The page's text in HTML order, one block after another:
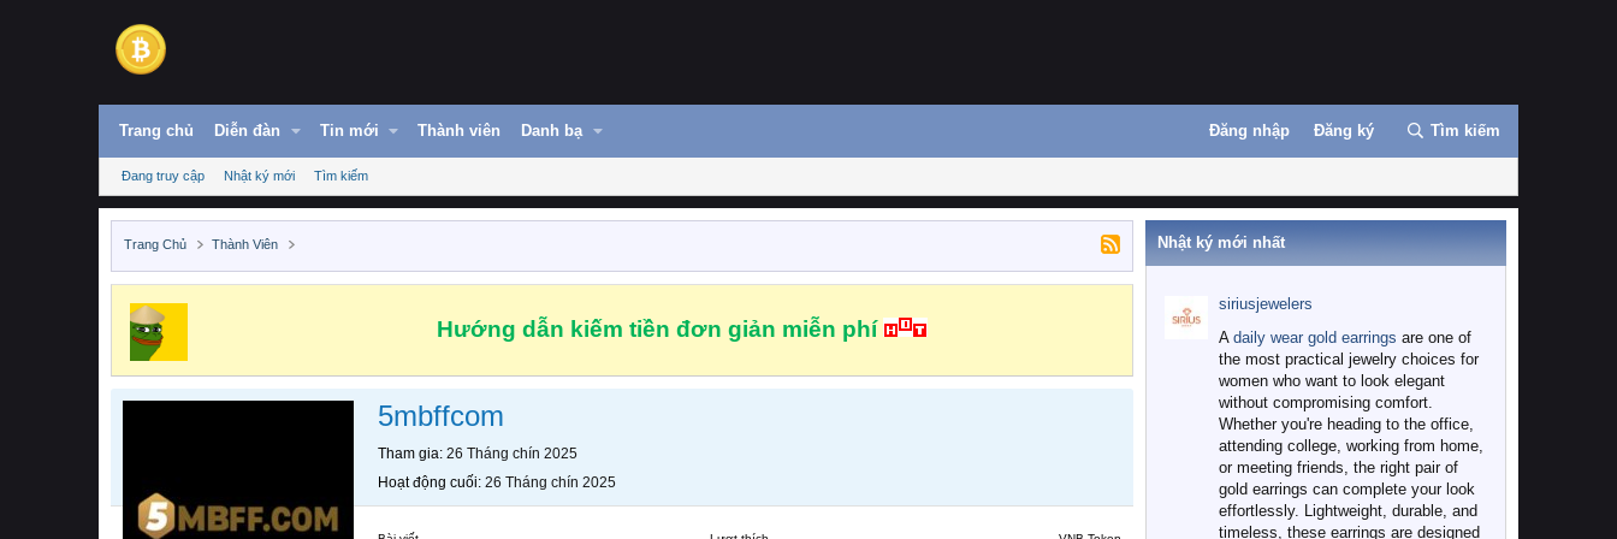
Trang chủ Diễn đàn Tin mới Thành viên Danh bạ Đăng nhập Đăng ký Tìm kiếm
Đang truy cập Nhật ký mới Tìm kiếm
Trang Chủ Thành Viên
Hướng dẫn kiếm tiền đơn giản miễn phí
5mbffcom
Tham gia 26 Tháng chín 2025
Hoạt động cuối 26 Tháng chín 2025
Nhật ký mới nhất
siriusjewelers
A daily wear gold earrings are one of
the most practical jewelry choices for
women who want to look elegant
without compromising comfort.
Whether you're heading to the office,
attending college, working from home,
or meeting friends, the right pair of
gold earrings can complete your look
effortlessly. Lightweight, durable, and
timeless, these earrings are designed